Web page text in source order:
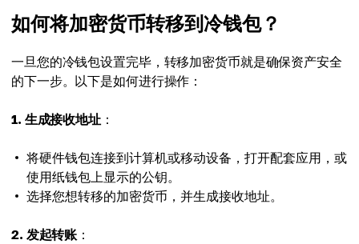
如何将加密货币转移到冷钱包？
一旦您的冷钱包设置完毕，转移加密货币就是确保资产安全
的下一步。以下是如何进行操作：
1. 生成接收地址：
将硬件钱包连接到计算机或移动设备，打开配套应用，或
使用纸钱包上显示的公钥。
选择您想转移的加密货币，并生成接收地址。
2. 发起转账 ：